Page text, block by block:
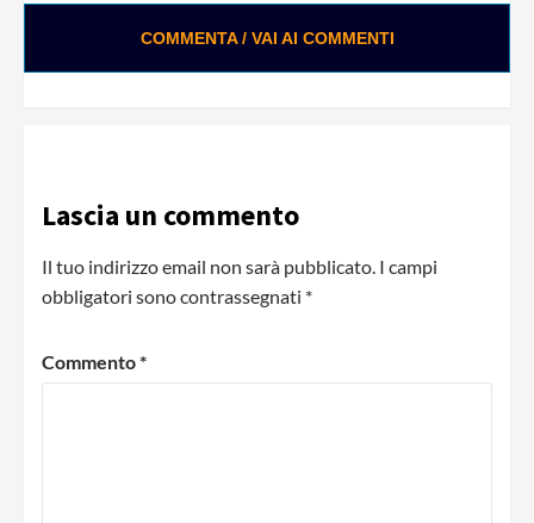
COMMENTA / VAI AI COMMENTI
Lascia un commento
Il tuo indirizzo email non sarà pubblicato. I campi
obbligatori sono contrassegnati *
Commento*